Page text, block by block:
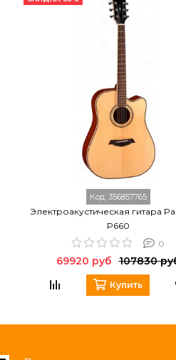
Код: 356857765
Электроакустическая гитара
P660
0
69920 руб 107830
Купить